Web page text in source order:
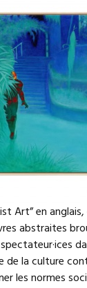
Art” en
abstraites
de la culture
les normes